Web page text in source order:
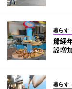
暮らす
船経
設増
暮らす